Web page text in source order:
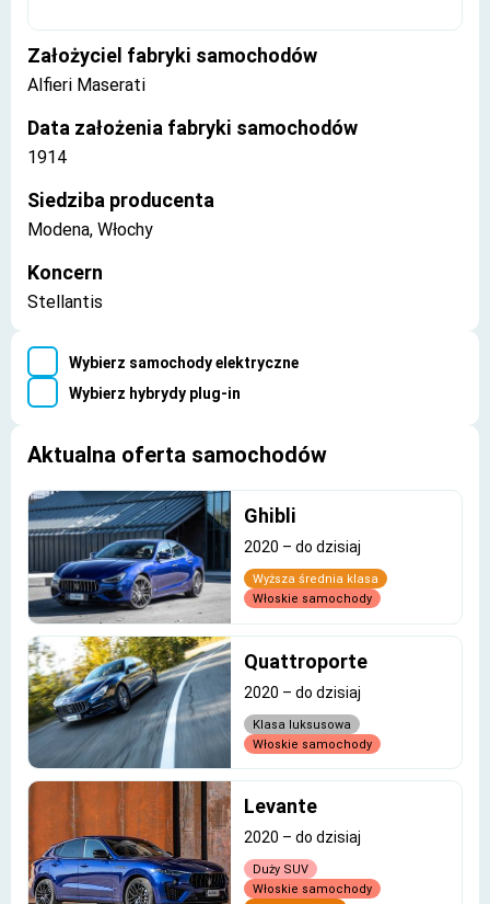
Założyciel fabryki samochodów
Alfieri Maserati
Data założenia fabryki samochodów
1914
Siedziba producenta
Modena, Włochy
Koncern
Stellantis
Wybierz samochody elektryczne
Wybierz hybrydy plug-in
Aktualna oferta samochodów
Ghibli
2020 – do dzisiaj
Wyższa średnia klasa
Włoskie samochody
Quattroporte
2020 – do dzisiaj
Klasa luksusowa
Włoskie samochody
Levante
2020 – do dzisiaj
Duży SUV
Włoskie samochody